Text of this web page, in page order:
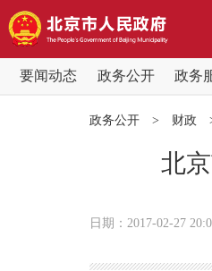
要闻动态 政务公开 政务
政务公开 > 财政
北
日期：2017-02-27